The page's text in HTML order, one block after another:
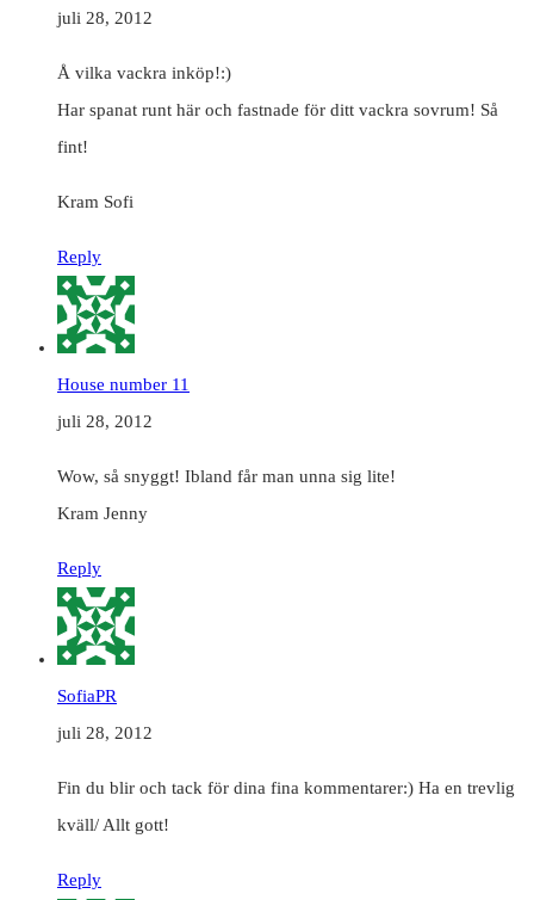
juli 28, 2012
Å vilka vackra inköp!:)
Har spanat runt här och fastnade för ditt vackra sovrum! Så
fint!
Kram Sofi
Reply
House number 11
juli 28, 2012
Wow, så snyggt! Ibland får man unna sig lite!
Kram Jenny
Reply
SofiaPR
juli 28, 2012
Fin du blir och tack för dina fina kommentarer:) Ha en trevlig
kväll/ Allt gott!
Reply